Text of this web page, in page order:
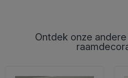
Ontdek onze